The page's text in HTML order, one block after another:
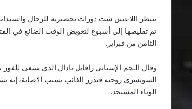
تنتظر اللاعبين ست دورات تحضيرية للرجال
تم تقليصها إلى أسبوع لتعويض الوقت الضائع في
الثامن من فبراير.
وقال النجم الإسباني رافايل نادال الذي يسعى
السويسري روجيه فيدرر الغائب بسبب الاصابة، إنه
الوباء المستجد.